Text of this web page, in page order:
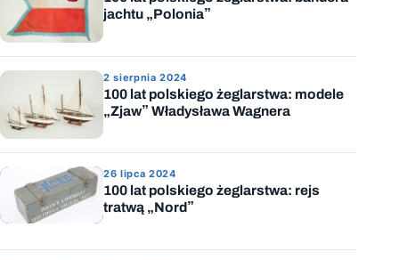
jachtu „Polonia”
2 sierpnia 2024
100 lat polskiego żeglarstwa: modele
„Zjaw” Władysława Wagnera
26 lipca 2024
100 lat polskiego żeglarstwa: rejs
tratwą „Nord”